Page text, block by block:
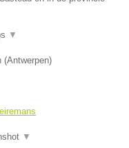
▼
(Antwerpen)
▼